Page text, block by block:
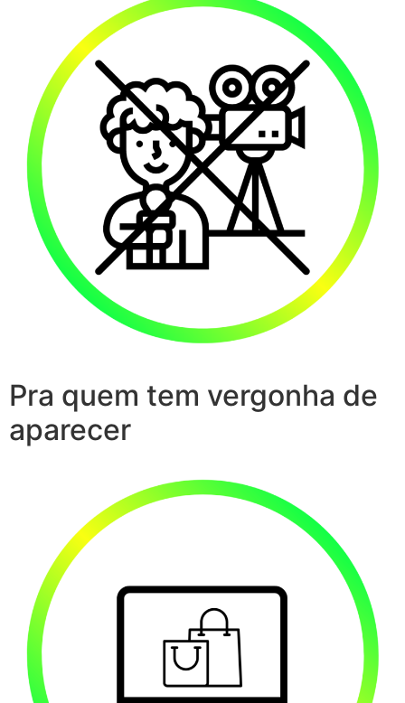
Pra quem tem vergonha de
aparecer